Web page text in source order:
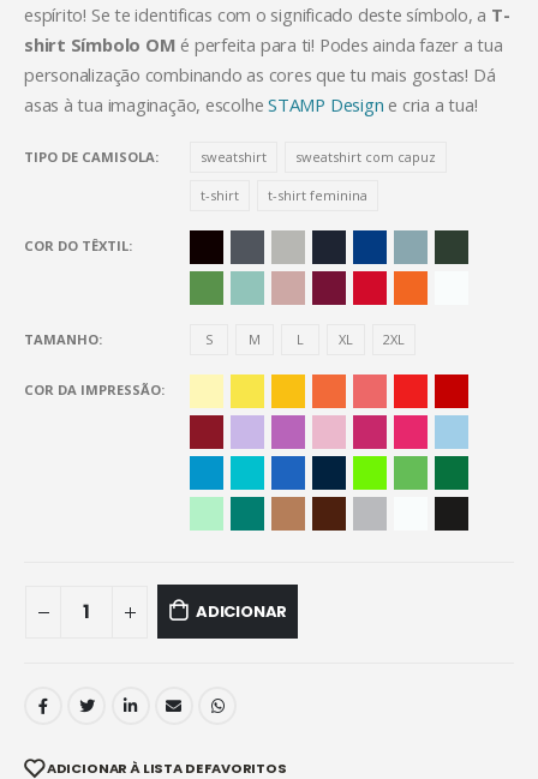
espírito! Se te identificas com o significado deste símbolo, a T-
shirt Símbolo OM é perfeita para ti! Podes ainda fazer a tua
personalização combinando as cores que tu mais gostas! Dá
asas à tua imaginação, escolheSTAMP Design e cria a tua!
TIPO DE CAMISOLA sweatshirt sweatshirt com capuz
t-shirt t-shirt feminina
COR DO TÊXTIL
TAMANHO S M L XL 2XL
COR DA IMPRESSÃO
ADICIONAR
ADICIONAR À LISTA DE FAVORITOS